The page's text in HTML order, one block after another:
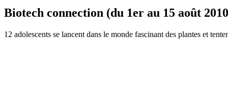
Biotech connection (du 1er au 15 août
12 adolescents se lancent dans le monde fascinant des plantes et